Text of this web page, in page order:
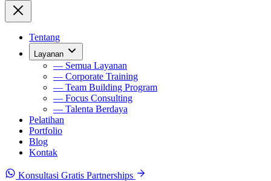
Tentang
Layanan
— Semua Layanan
— Corporate Training
— Team Building Program
— Focus Consulting
— Talenta Berdaya
Pelatihan
Portfolio
Blog
Kontak
Konsultasi Gratis Partnerships